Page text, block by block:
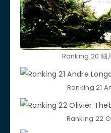
Ranking 20 細
Ranking 21
Ranking 22